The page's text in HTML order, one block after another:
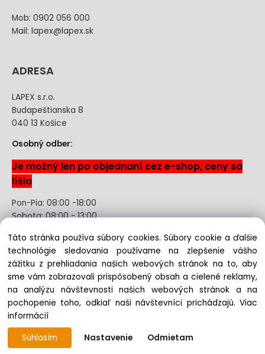
Mob: 0902 056 000
Mail: lapex@lapex.sk
ADRESA
LAPEX s.r.o.
Budapeštianska 8
040 13 Košice
Osobný odber:
Je možný len po objednaní cez e-shop, ceny sa
líšia
Pon-Pia: 08:00 -18:00
Sobota: 08:00 - 13:00
Odstúpenie od kúpnej zmluvy uzavretej na diaľku bez
registrácie
Copyright © 2022 lapex.sk, All rights reserved
Táto stránka používa súbory cookies. Súbory cookie a ďalšie
technológie sledovania používame na zlepšenie vášho
zážitku z prehliadania našich webových stránok na to, aby
sme vám zobrazovali prispôsobený obsah a cielené reklamy,
na analýzu návštevnosti našich webových stránok a na
pochopenie toho, odkiaľ naši návštevníci prichádzajú.Viac
informácií
Súhlasím
Nastavenie Odmietam